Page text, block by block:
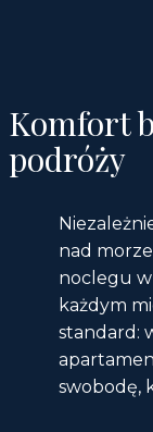
Komfort
podróży
nad
noclegu
każdym
standard:
swobodę,